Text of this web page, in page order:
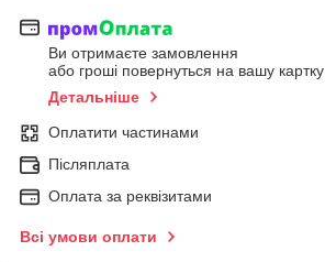
Ви отримаєте замовлення
або гроші повернуться на вашу картку
Детальніше
Оплатити частинами
Післяплата
Оплата за реквізитами
Всі умови оплати